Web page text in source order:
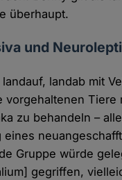
überhaupt.
und
landab mit
vorgehaltenen Tiere
zu behandeln –
eines
Gruppe würde
gegriffen,